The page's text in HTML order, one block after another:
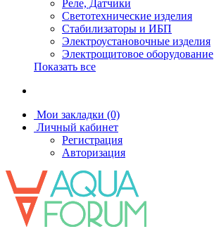
Реле, Датчики
Светотехнические изделия
Стабилизаторы и ИБП
Электроустановочные изделия
Электрощитовое оборудование
Показать все
Мои закладки (0)
Личный кабинет
Регистрация
Авторизация